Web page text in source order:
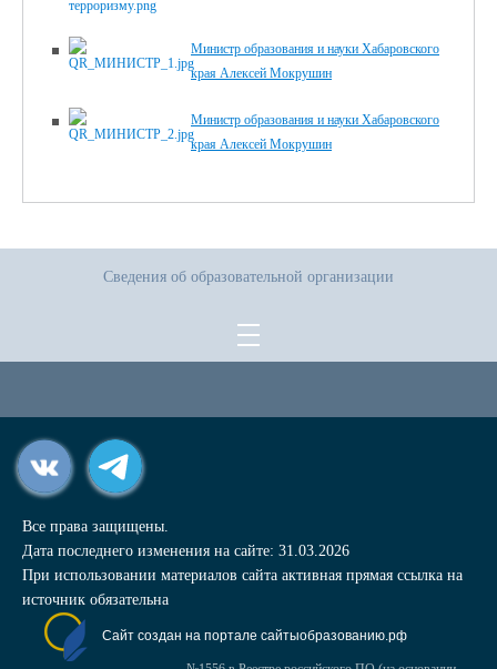
Министр образования и науки Хабаровского
края Алексей Мокрушин
Министр образования и науки Хабаровского
края Алексей Мокрушин
Сведения об образовательной организации
Все права защищены.
Дата последнего изменения на сайте: 31.03.2026
При использовании материалов сайта активная прямая ссылка на
источник обязательна
Сайт создан на портале сайтыобразованию.рф